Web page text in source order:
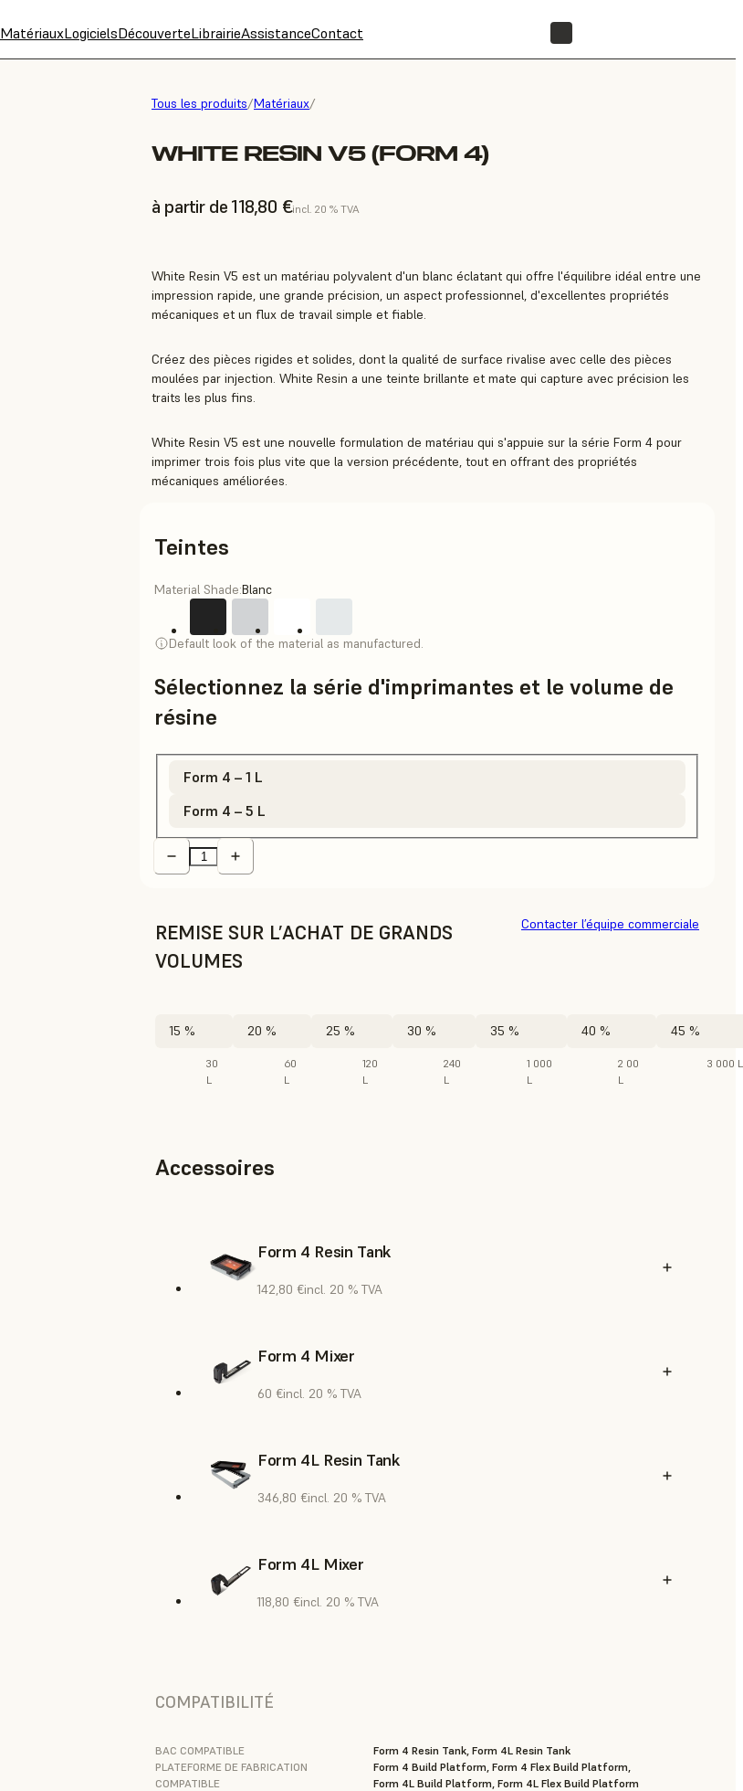
MatériauxLogicielsDécouverteLibrairieAssistanceContact
Tous les produits/Matériaux/
WHITE RESIN V5 (FORM 4)
à partir de 118,80 €incl. 20 % TVA
White Resin V5 est un matériau polyvalent d'un blanc éclatant qui offre l'équilibre idéal entre une
impression rapide, une grande précision, un aspect professionnel, d'excellentes propriétés
mécaniques et un flux de travail simple et fiable.
Créez des pièces rigides et solides, dont la qualité de surface rivalise avec celle des pièces
moulées par injection. White Resin a une teinte brillante et mate qui capture avec précision les
traits les plus fins.
White Resin V5 est une nouvelle formulation de matériau qui s'appuie sur la série Form 4 pour
imprimer trois fois plus vite que la version précédente, tout en offrant des propriétés
mécaniques améliorées.
Teintes
Material Shade:Blanc
Default look of the material as manufactured.
Sélectionnez la série d'imprimantes et le volume de
résine
Form 4 – 1 L
Form 4 – 5 L
REMISE SUR L’ACHAT DE GRANDS
VOLUMES
15 %
30
L
20 %
60
L
25 %
120
L
30 %
240
L
35 %
1 000
L
40 %
2 00
L
45 %
3 000 L
Contacter l’équipe commerciale
Accessoires
Form 4 Resin Tank
142,80 €incl. 20 % TVA
Form 4 Mixer
60 €incl. 20 % TVA
Form 4L Resin Tank
346,80 €incl. 20 % TVA
Form 4L Mixer
118,80 €incl. 20 % TVA
COMPATIBILITÉ
BAC COMPATIBLE
Form 4 Resin Tank, Form 4L Resin Tank
PLATEFORME DE FABRICATION
COMPATIBLE
Form 4 Build Platform, Form 4 Flex Build Platform,
Form 4L Build Platform, Form 4L Flex Build Platform